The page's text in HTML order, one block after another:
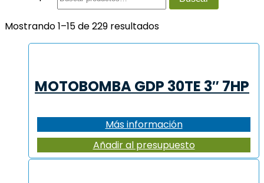
Mostrando 1–15 de 229 resultados
MOTOBOMBA GDP 30TE 3″ 7HP
Más información
Añadir al presupuesto